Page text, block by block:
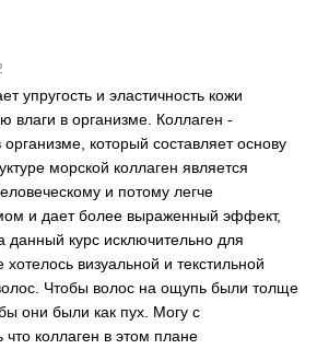
упругость и эластичность кожи
влаги в организме. Коллаген -
который составляет основу
морской коллаген является
и потому легче
и дает более выраженный эффект,
курс исключительно для
визуальной и текстильной
Чтобы волос на ощупь были толще
они были как пух. Могу с
что коллаген в этом плане